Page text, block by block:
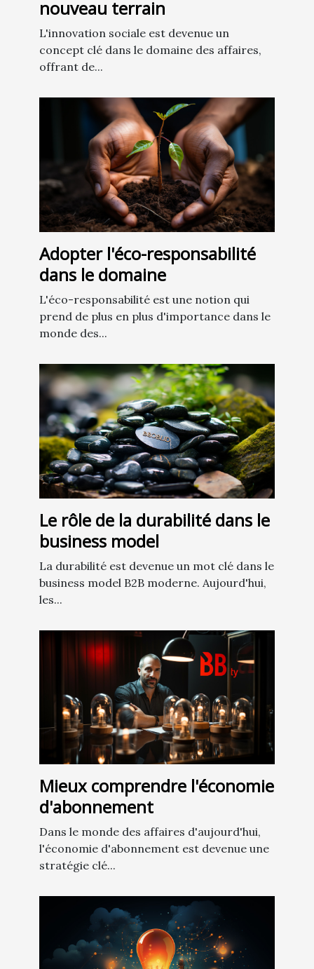
nouveau terrain
L'innovation sociale est devenue un
concept clé dans le domaine des affaires,
offrant de...
Adopter l'éco-responsabilité
dans le domaine
L'éco-responsabilité est une notion qui
prend de plus en plus d'importance dans le
monde des...
Le rôle de la durabilité dans le
business model
La durabilité est devenue un mot clé dans le
business model B2B moderne. Aujourd'hui,
les...
Mieux comprendre l'économie
d'abonnement
Dans le monde des affaires d'aujourd'hui,
l'économie d'abonnement est devenue une
stratégie clé...